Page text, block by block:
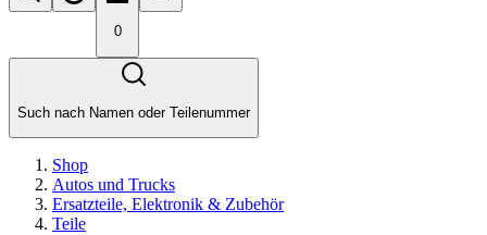
0
Such nach Namen oder Teilenummer
Shop
Autos und Trucks
Ersatzteile, Elektronik & Zubehör
Teile